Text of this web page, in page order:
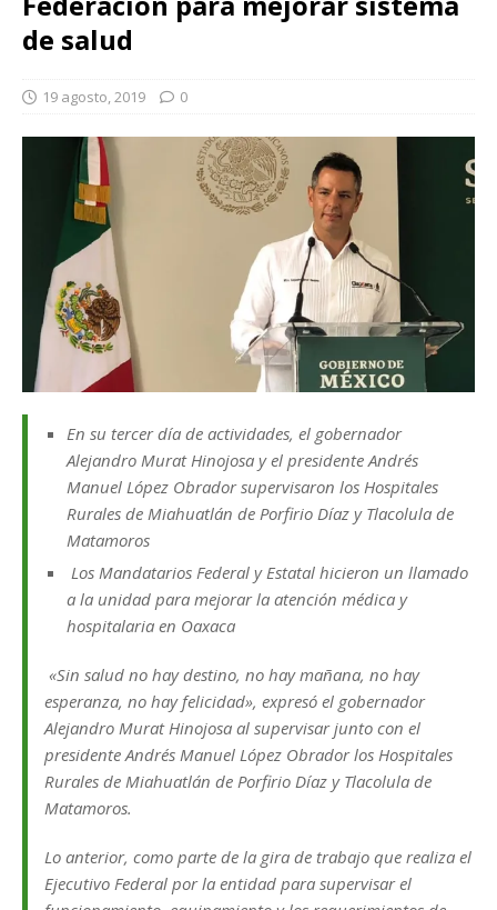
de salud
19 agosto, 2019 0
En su tercer día de actividades, el gobernador
Alejandro Murat Hinojosa y el presidente Andrés
Manuel López Obrador supervisaron los Hospitales
Rurales de Miahuatlán de Porfirio Díaz y Tlacolula de
Matamoros
Los Mandatarios Federal y Estatal hicieron un llamado
a la unidad para mejorar la atención médica y
hospitalaria en Oaxaca
«Sin salud no hay destino, no hay mañana, no hay
esperanza, no hay felicidad», expresó el gobernador
Alejandro Murat Hinojosa al supervisar junto con el
presidente Andrés Manuel López Obrador los Hospitales
Rurales de Miahuatlán de Porfirio Díaz y Tlacolula de
Matamoros.
Lo anterior, como parte de la gira de trabajo que realiza el
Ejecutivo Federal por la entidad para supervisar el